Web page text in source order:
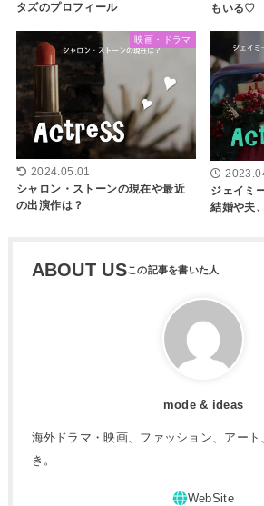
タズのプロフィール
もいる♡
映画・ドラマ
2024.05.01
シャロン・ストーンの現在や最近
の出演作は？
ジェイミ
結婚や夫
ABOUT US
mode & ideas
海外ドラマ・映画、ファッション、アー
き。